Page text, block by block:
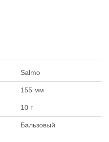
Salmo
155 мм
10 г
Бальзовый